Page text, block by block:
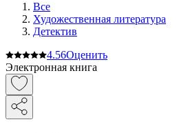
Все
Художественная литература
Детектив
4.56Оценить
Электронная книга